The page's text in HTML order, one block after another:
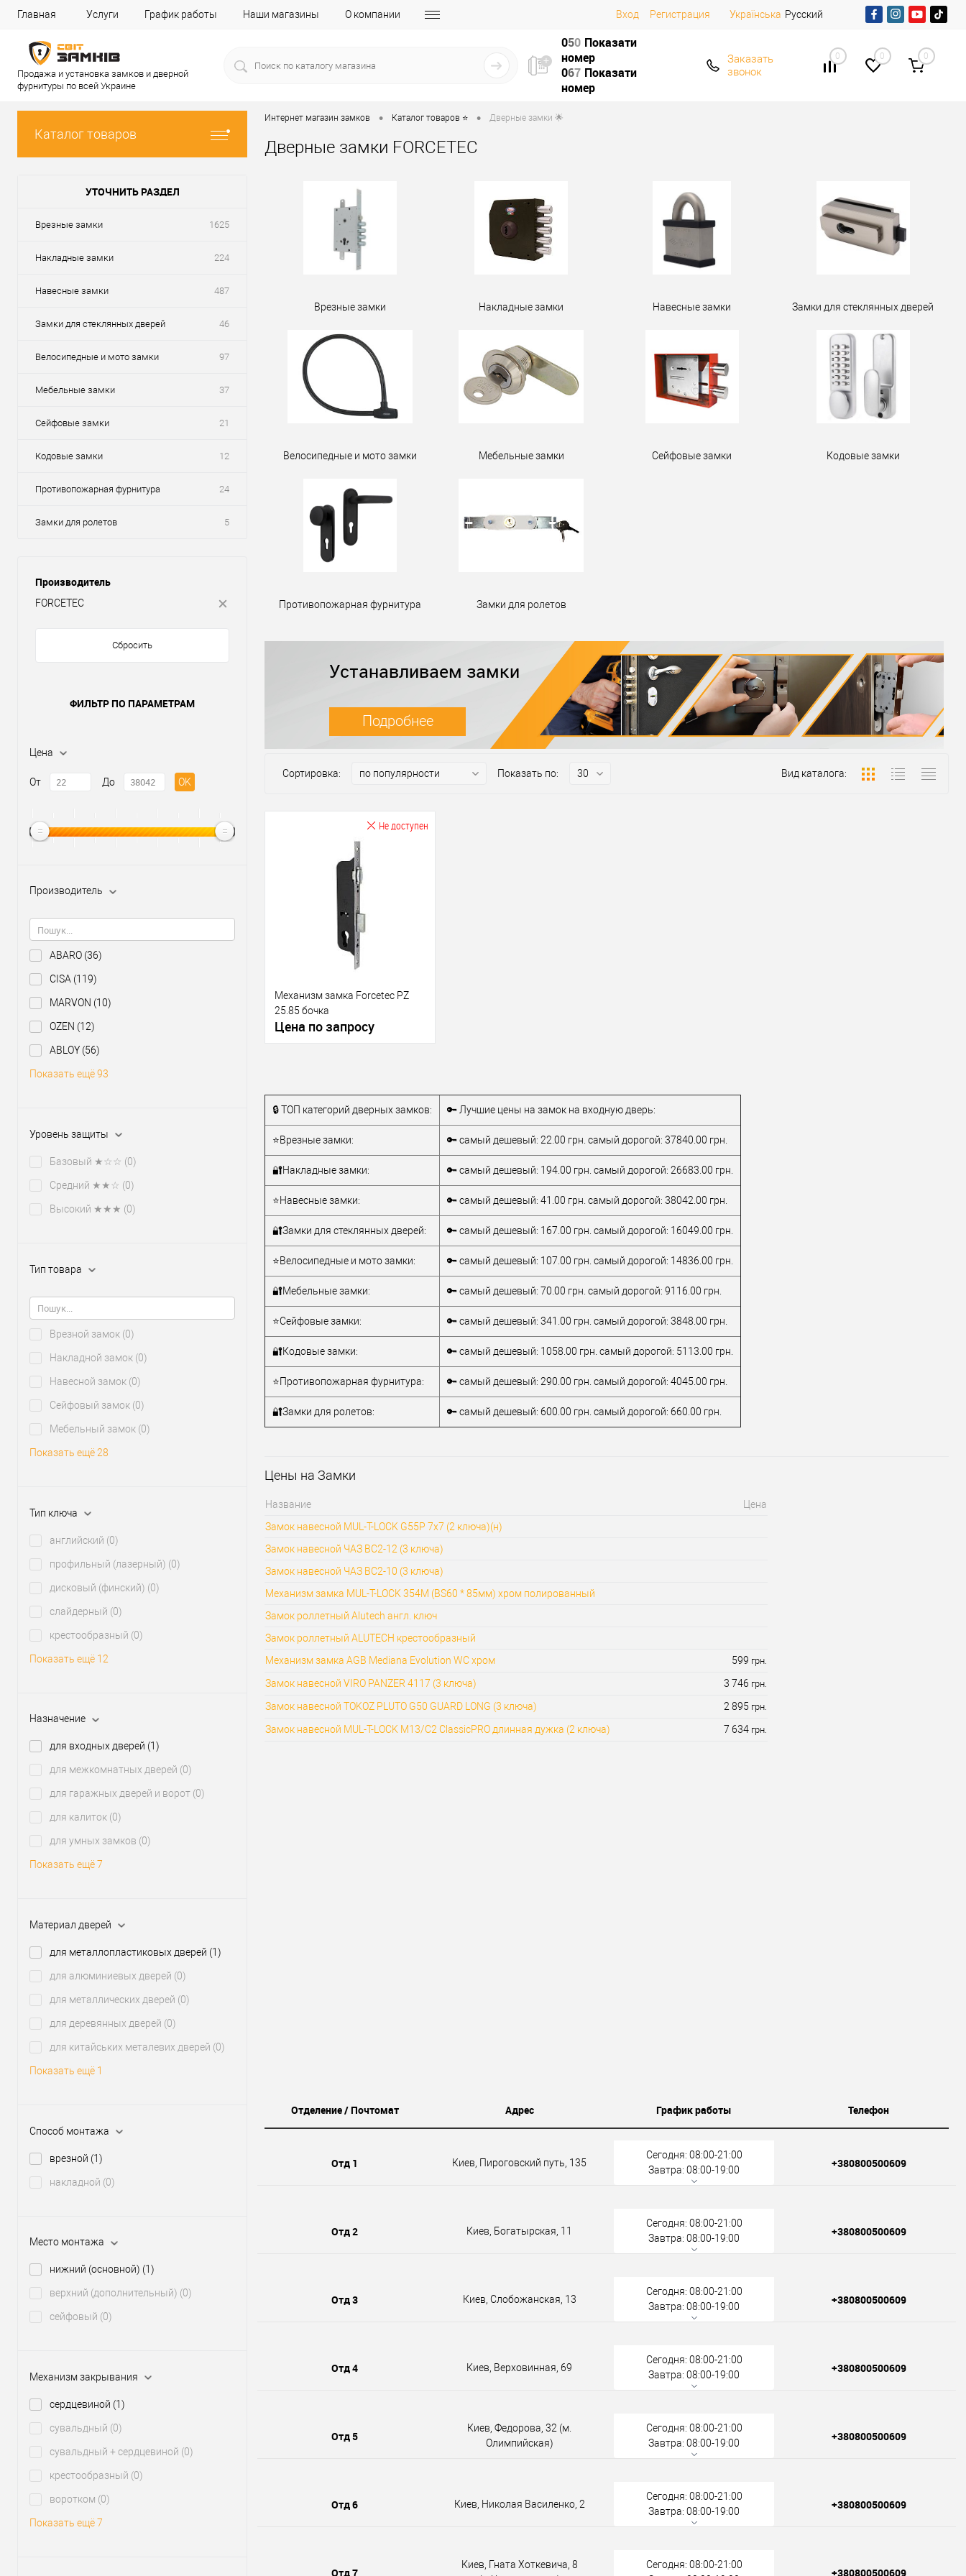
Главная Услуги График работы Наши магазины О компании Вход Регистрация Українська Русский
Продажа и установка замков и дверной
фурнитуры по всей Украине
050 Показати
номер
067 Показати
номер
Заказать
звонок
0 0 0
Каталог товаров
УТОЧНИТЬ РАЗДЕЛ
Врезные замки 1625
Накладные замки 224
Навесные замки 487
Замки для стеклянных дверей 46
Велосипедные и мото замки 97
Мебельные замки 37
Сейфовые замки 21
Кодовые замки 12
Противопожарная фурнитура 24
Замки для ролетов 5
Производитель
FORCETEC
Сбросить
ФИЛЬТР ПО ПАРАМЕТРАМ
Цена
От До OK
Производитель
ABARO (36)
CISA (119)
MARVON (10)
OZEN (12)
ABLOY (56)
Показать ещё 93
Уровень защиты
Базовый ★☆☆ (0)
Средний ★★☆ (0)
Высокий ★★★ (0)
Тип товара
Врезной замок (0)
Накладной замок (0)
Навесной замок (0)
Сейфовый замок (0)
Мебельный замок (0)
Показать ещё 28
Тип ключа
английский (0)
профильный (лазерный) (0)
дисковый (финский) (0)
слайдерный (0)
крестообразный (0)
Показать ещё 12
Назначение
для входных дверей (1)
для межкомнатных дверей (0)
для гаражных дверей и ворот (0)
для калиток (0)
для умных замков (0)
Показать ещё 7
Материал дверей
для металлопластиковых дверей (1)
для алюминиевых дверей (0)
для металлических дверей (0)
для деревянных дверей (0)
для китайських металевих дверей (0)
Показать ещё 1
Способ монтажа
врезной (1)
накладной (0)
Место монтажа
нижний (основной) (1)
верхний (дополнительный) (0)
сейфовый (0)
Механизм закрывания
сердцевиной (1)
сувальдный (0)
сувальдный + сердцевиной (0)
крестообразный (0)
воротком (0)
Показать ещё 7
Интернет магазин замков • Каталог товаров ⭐ • Дверные замки 🌟
Дверные замки FORCETEC
Врезные замки Накладные замки Навесные замки Замки для стеклянных дверей
Велосипедные и мото замки Мебельные замки Сейфовые замки Кодовые замки
Противопожарная фурнитура Замки для ролетов
Устанавливаем замки
Подробнее
Сортировка: Показать по: Вид каталога:
Не доступен
Механизм замка Forcetec PZ
25.85 бочка
Цена по запросу
В избранное
Производитель FORCETEC
Материал дверей
металлопластиковых
Страна
производитель
Китай
Межосевое
расстояние
85 мм
Статус (гурт)
6Не доступний
🔒 ТОП категорий дверных замков: 🔑 Лучшие цены на замок на входную дверь:
⭐Врезные замки: 🔑 самый дешевый: 22.00 грн. самый дорогой: 37840.00 грн.
🔐Накладные замки: 🔑 самый дешевый: 194.00 грн. самый дорогой: 26683.00 грн.
⭐Навесные замки: 🔑 самый дешевый: 41.00 грн. самый дорогой: 38042.00 грн.
🔐Замки для стеклянных дверей: 🔑 самый дешевый: 167.00 грн. самый дорогой: 16049.00 грн.
⭐Велосипедные и мото замки: 🔑 самый дешевый: 107.00 грн. самый дорогой: 14836.00 грн.
🔐Мебельные замки: 🔑 самый дешевый: 70.00 грн. самый дорогой: 9116.00 грн.
⭐Сейфовые замки: 🔑 самый дешевый: 341.00 грн. самый дорогой: 3848.00 грн.
🔐Кодовые замки: 🔑 самый дешевый: 1058.00 грн. самый дорогой: 5113.00 грн.
⭐Противопожарная фурнитура: 🔑 самый дешевый: 290.00 грн. самый дорогой: 4045.00 грн.
🔐Замки для ролетов: 🔑 самый дешевый: 600.00 грн. самый дорогой: 660.00 грн.
Цены на Замки
Название
Цена
Замок навесной MUL-T-LOCK G55P 7x7 (2 ключа)(н)
Замок навесной ЧАЗ ВС2-12 (3 ключа)
Замок навесной ЧАЗ ВС2-10 (3 ключа)
Механизм замка MUL-T-LOCK 354M (BS60 * 85мм) хром полированный
Замок роллетный Alutech англ. ключ
Замок роллетный ALUTECH крестообразный
Механизм замка AGB Mediana Evolution WC хром
599 грн.
Замок навесной VIRO PANZER 4117 (3 ключа) 3 746 грн.
Замок навесной TOKOZ PLUTO G50 GUARD LONG (3 ключа) 2 895 грн.
Замок навесной MUL-T-LOCK M13/C2 ClassicPRO длинная дужка (2 ключа) 7 634 грн.
Отделение / Почтомат Адрес График работы Телефон
Отд 1 Киев, Пироговский путь, 135
Сегодня: 08:00-21:00
Завтра: 08:00-19:00
+380800500609
Отд 2 Киев, Богатырская, 11
Сегодня: 08:00-21:00
Завтра: 08:00-19:00
+380800500609
Отд 3 Киев, Слобожанская, 13
Сегодня: 08:00-21:00
Завтра: 08:00-19:00
+380800500609
Отд 4 Киев, Верховинная, 69
Сегодня: 08:00-21:00
Завтра: 08:00-19:00
+380800500609
Отд 5
Киев, Федорова, 32 (м.
Олимпийская)
Сегодня: 08:00-21:00
Завтра: 08:00-19:00
+380800500609
Отд 6 Киев, Николая Василенко, 2
Сегодня: 08:00-21:00
Завтра: 08:00-19:00
+380800500609
Отд 7
Киев, Гната Хоткевича, 8
Сегодня: 08:00-21:00
+380800500609